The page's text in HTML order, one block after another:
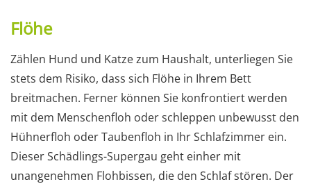
Flöhe
Zählen Hund und Katze zum Haushalt, unterliegen Sie
stets dem Risiko, dass sich Flöhe in Ihrem Bett
breitmachen. Ferner können Sie konfrontiert werden
mit dem Menschenfloh oder schleppen unbewusst den
Hühnerfloh oder Taubenfloh in Ihr Schlafzimmer ein.
Dieser Schädlings-Supergau geht einher mit
unangenehmen Flohbissen, die den Schlaf stören. Der